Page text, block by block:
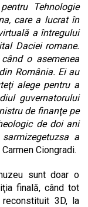
Tehnologie
care a lucrat în
a întregului
Daciei romane.
o asemenea
România. Ei au
alege pentru a
guvernatorului
de finanţe pe
de doi ani
a
Ciongradi.
sunt doar o
finală, când tot
3D, la